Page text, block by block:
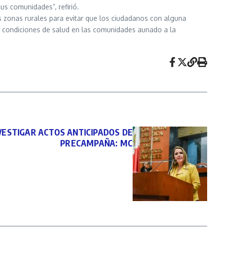
comunidades”, refirió.
rurales para evitar que los ciudadanos con alguna
de salud en las comunidades aunado a la
ACTOS ANTICIPADOS DE
PRECAMPAÑA: MC